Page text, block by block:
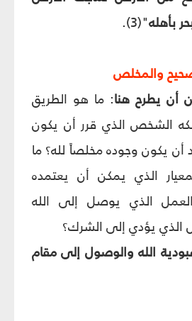
بأهله"(3).
والمخلص
أن يطرح هنا: ما هو الطريق
الشخص الذي قرر أن يكون
أن يكون وجوده مخلصاً لله؟ ما
الذي يمكن أن يعتمده
العمل الذي يوصل إلى الله
الذي يؤدي إلى الشرك؟
الله والوصول إلى مقام